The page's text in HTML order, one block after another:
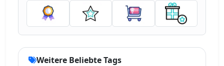
Weitere Beliebte Tags